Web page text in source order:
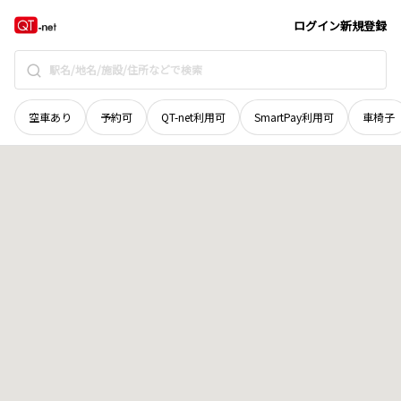
ログイン新規登録
空車あり 予約可 QT-net利用可 SmartPay利用可 車椅子
長野県